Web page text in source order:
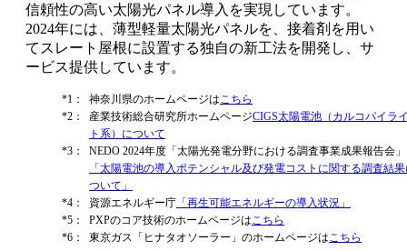
信頼性の高い太陽光パネル導入を実現しています。
2024年には、薄型軽量太陽光パネルを、接着剤を用い
てスレート屋根に設置する独自の新工法を開発し、サ
ービス提供しています。
*1： 神奈川県のホームページはこちら
*2：
産業技術総合研究所ホームページCIGS太陽電池（カルコパイラ
ト系）について
*3：
NEDO 2024年度「太陽光発電分野における調査事業成果報告会」
「太陽電池の導入ポテンシャル及び発電コストに関する調査結
ついて」
*4：
資源エネルギー庁 「再生可能エネルギーの導入状況」
*5：
PXPのコア技術のホームページはこちら
*6：
東京ガス「ヒナタオソーラー」のホームページはこちら